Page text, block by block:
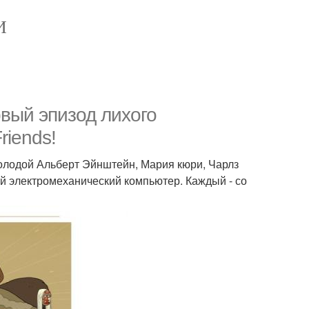
эпизод лихого
Альберт Эйнштейн, Мария кюри, Чарлз
электромеханический компьютер. Каждый - со